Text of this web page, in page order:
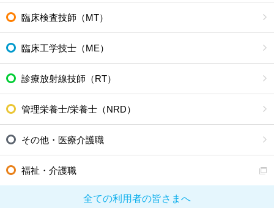
臨床検査技師（MT）
臨床工学技士（ME）
診療放射線技師（RT）
管理栄養士/栄養士（NRD）
その他・医療介護職
福祉・介護職
全ての利用者の皆さまへ